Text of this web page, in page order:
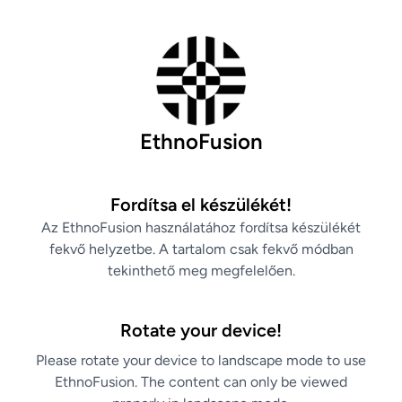
EthnoFusion
Fordítsa el készülékét!
Az EthnoFusion használatához fordítsa készülékét
fekvő helyzetbe. A tartalom csak fekvő módban
tekinthető meg megfelelően.
Rotate your device!
Please rotate your device to landscape mode to use
EthnoFusion. The content can only be viewed